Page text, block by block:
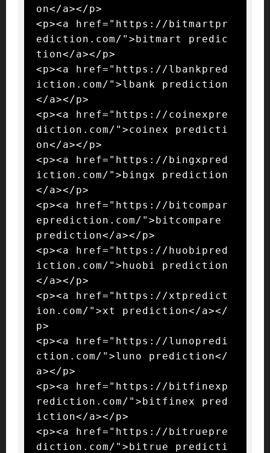
on</a></p>
<p><a href="https://bitmartpr
ediction.com/">bitmart predic
tion</a></p>
<p><a href="https://lbankpred
iction.com/">lbank prediction
</a></p>
<p><a href="https://coinexpre
diction.com/">coinex predicti
on</a></p>
<p><a href="https://bingxpred
iction.com/">bingx prediction
</a></p>
<p><a href="https://bitcompar
eprediction.com/">bitcompare
prediction</a></p>
<p><a href="https://huobipred
iction.com/">huobi prediction
</a></p>
<p><a href="https://xtpredict
ion.com/">xt prediction</a></
p>
<p><a href="https://lunopredi
ction.com/">luno prediction</
a></p>
<p><a href="https://bitfinexp
rediction.com/">bitfinex pred
iction</a></p>
<p><a href="https://bitruepre
diction.com/">bitrue predicti